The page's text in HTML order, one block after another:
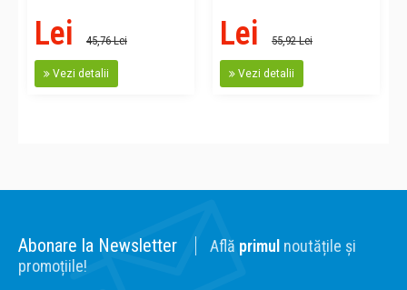
Lei
45,76 Lei
Vezi detalii
Lei
55,92 Lei
Vezi detalii
Abonare la Newsletter Află primul noutățile și
promoțiile!